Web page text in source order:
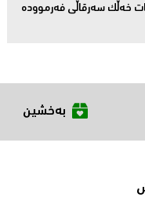
خەڵک سەرقاڵى فەرموودە
بەخشین